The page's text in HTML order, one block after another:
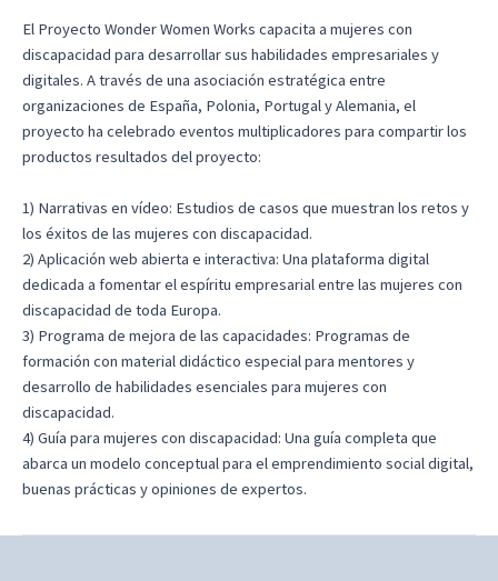
El Proyecto Wonder Women Works capacita a mujeres con
discapacidad para desarrollar sus habilidades empresariales y
digitales. A través de una asociación estratégica entre
organizaciones de España, Polonia, Portugal y Alemania, el
proyecto ha celebrado eventos multiplicadores para compartir los
productos resultados del proyecto:
1) Narrativas en vídeo: Estudios de casos que muestran los retos y
los éxitos de las mujeres con discapacidad.
2) Aplicación web abierta e interactiva: Una plataforma digital
dedicada a fomentar el espíritu empresarial entre las mujeres con
discapacidad de toda Europa.
3) Programa de mejora de las capacidades: Programas de
formación con material didáctico especial para mentores y
desarrollo de habilidades esenciales para mujeres con
discapacidad.
4) Guía para mujeres con discapacidad: Una guía completa que
abarca un modelo conceptual para el emprendimiento social digital,
buenas prácticas y opiniones de expertos.